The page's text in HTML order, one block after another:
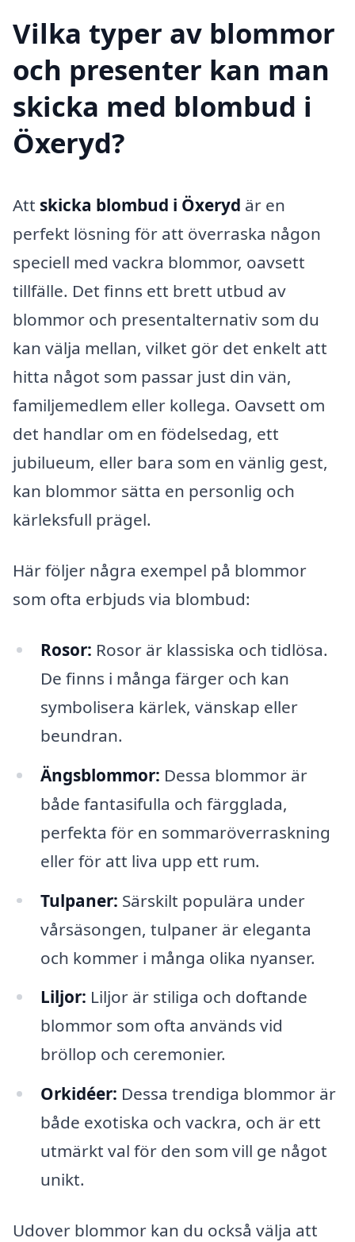
Vilka typer av blommor
och presenter kan man
skicka med blombud i
Öxeryd?
Att skicka blombud i Öxeryd är en
perfekt lösning för att överraska någon
speciell med vackra blommor, oavsett
tillfälle. Det finns ett brett utbud av
blommor och presentalternativ som du
kan välja mellan, vilket gör det enkelt att
hitta något som passar just din vän,
familjemedlem eller kollega. Oavsett om
det handlar om en födelsedag, ett
jubilueum, eller bara som en vänlig gest,
kan blommor sätta en personlig och
kärleksfull prägel.
Här följer några exempel på blommor
som ofta erbjuds via blombud:
Rosor: Rosor är klassiska och tidlösa.
De finns i många färger och kan
symbolisera kärlek, vänskap eller
beundran.
Ängsblommor: Dessa blommor är
både fantasifulla och färgglada,
perfekta för en sommaröverraskning
eller för att liva upp ett rum.
Tulpaner: Särskilt populära under
vårsäsongen, tulpaner är eleganta
och kommer i många olika nyanser.
Liljor: Liljor är stiliga och doftande
blommor som ofta används vid
bröllop och ceremonier.
Orkidéer: Dessa trendiga blommor är
både exotiska och vackra, och är ett
utmärkt val för den som vill ge något
unikt.
Udover blommor kan du också välja att